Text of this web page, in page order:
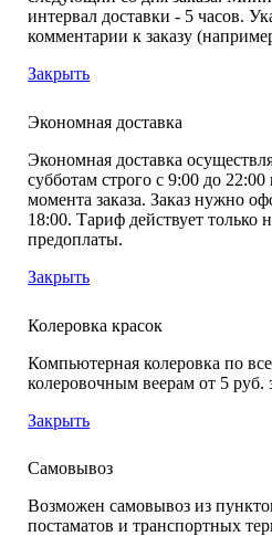
интервал доставки - 5 часов.
комментарии к заказу
Закрыть
Экономная доставка
Экономная доставка
субботам строго с 9:00 до
момента заказа. Заказ нужно
18:00. Тариф действует только
предоплаты.
Закрыть
Колеровка красок
Компьютерная колеровка по
колеровочным веерам от 5 руб.
Закрыть
Самовывоз
Возможен самовывоз из
постаматов и транспортных